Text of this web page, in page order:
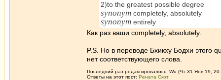
2)to the greatest possible degree
synonym completely, absolutely
synonym entirely
Как раз ваши completely, absolutely.
P.S. Но в переводе Бхикху Бодхи этого
нет соответствующего слова.
Последний раз редактировалось: Wu (Чт 31 Янв 19,
Ответы на этот пост: Рената Скот